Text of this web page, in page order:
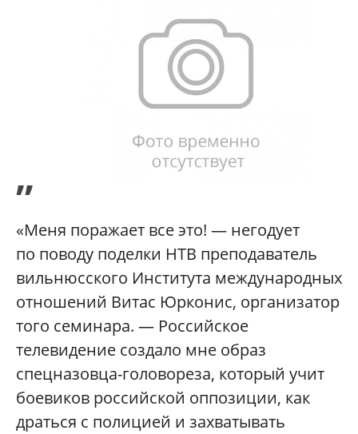
”
«Меня поражает все это! — негодует
по поводу поделки НТВ преподаватель
вильнюсского Института международных
отношений Витас Юрконис, организатор
того семинара. — Российское
телевидение создало мне образ
спецназовца-головореза, который учит
боевиков российской оппозиции, как
драться с полицией и захватывать